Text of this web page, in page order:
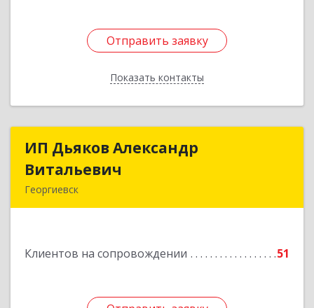
Отправить заявку
Показать контакты
Отправить заявку
Назад
ИП Дьяков Александр
Витальевич
Георгиевск
Клиентов на сопровождении 51
ИП Дьяков Александр